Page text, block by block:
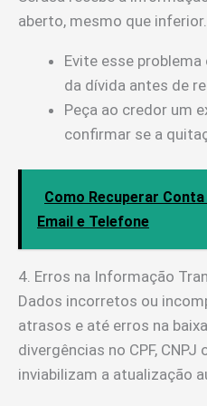
aberto, mesmo que inferior.
Evite esse
da dívida antes de
Peça ao credor um
confirmar se a
Como Recuperar
Email e Telefone
4. Erros na Informação
Dados incorretos ou
atrasos e até erros na
divergências no CPF,
inviabilizam a atualização